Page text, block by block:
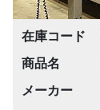
在庫コード
商品名
メーカー